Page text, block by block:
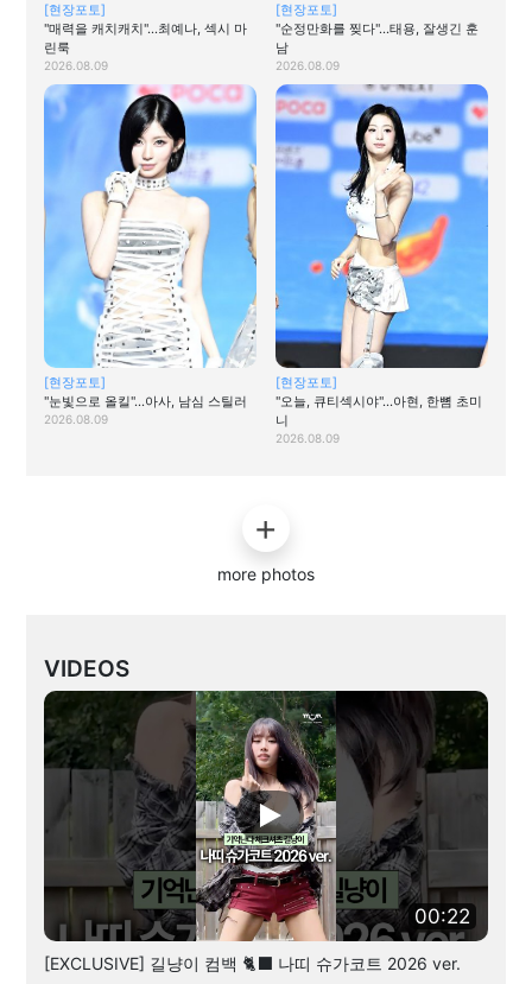
[현장포토]
"매력을 캐치캐치"…최예나, 섹시 마
린룩
2026.08.09
[현장포토]
"순정만화를 찢다"…태용, 잘생긴 훈
남
2026.08.09
[현장포토]
"눈빛으로 올킬"…아사, 남심 스틸러
2026.08.09
[현장포토]
"오늘, 큐티섹시야"…아현, 한뼘 초미
니
2026.08.09
more photos
VIDEOS
00:22
[EXCLUSIVE] 길냥이 컴백 🐈‍⬛ 나띠 슈가코트 2026 ver.